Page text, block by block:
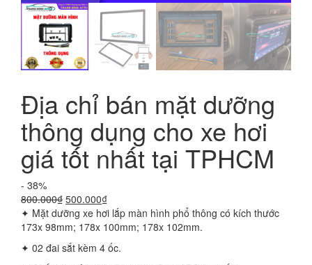
Địa chỉ bán mặt dưỡng
thông dụng cho xe hơi
giá tốt nhất tại TPHCM
- 38%
800.000₫ Giá
gốc
là:
800.000₫.
500.000₫Giá
hiện
tại
là:
500.000₫.
✦ Mặt dưỡng xe hơi lắp màn hình phổ thông có kích thước
173x 98mm; 178x 100mm; 178x 102mm.
✦ 02 đai sắt kèm 4 ốc.